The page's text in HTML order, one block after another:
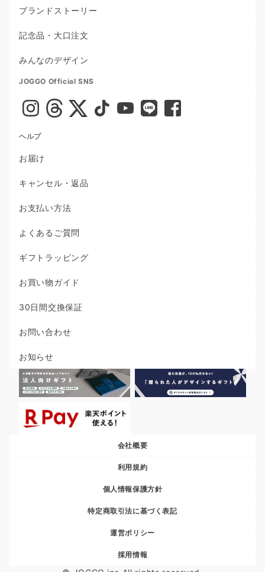
ブランドストーリー
記念品・大口注文
みんなのデザイン
JOGGO Official SNS
ヘルプ
お届け
キャンセル・返品
お支払い方法
よくあるご質問
ギフトラッピング
お買い物ガイド
30日間交換保証
お問い合わせ
お知らせ
会社概要
利用規約
個人情報保護方針
特定商取引法に基づく表記
運営ポリシー
採用情報